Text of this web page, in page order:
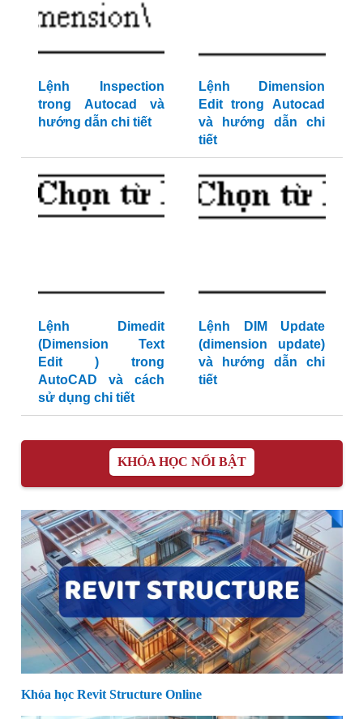
Lệnh Inspection
trong Autocad và
hướng dẫn chi tiết
Lệnh Dimension
Edit trong Autocad
và hướng dẫn chi
tiết
Lệnh Dimedit
(Dimension Text
Edit ) trong
AutoCAD và cách
sử dụng chi tiết
Lệnh DIM Update
(dimension update)
và hướng dẫn chi
tiết
KHÓA HỌC NỔI BẬT
Khóa học Revit Structure Online